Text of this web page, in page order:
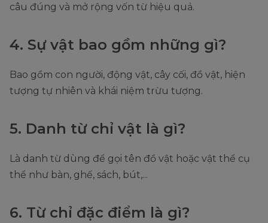
câu đúng và mở rộng vốn từ hiệu quả.
4. Sự vật bao gồm những gì?
Bao gồm con người, động vật, cây cối, đồ vật, hiện
tượng tự nhiên và khái niệm trừu tượng.
5. Danh từ chỉ vật là gì?
Là danh từ dùng để gọi tên đồ vật hoặc vật thể cụ
thể như bàn, ghế, sách, bút,...
6. Từ chỉ đặc điểm là gì?